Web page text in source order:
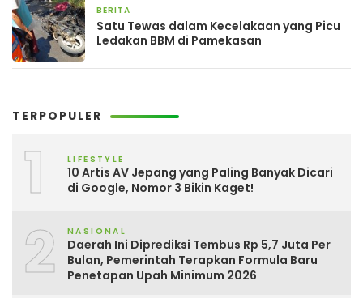
BERITA
Satu Tewas dalam Kecelakaan yang Picu
Ledakan BBM di Pamekasan
TERPOPULER
1 LIFESTYLE
10 Artis AV Jepang yang Paling Banyak Dicari
di Google, Nomor 3 Bikin Kaget!
2 NASIONAL
Daerah Ini Diprediksi Tembus Rp 5,7 Juta Per
Bulan, Pemerintah Terapkan Formula Baru
Penetapan Upah Minimum 2026